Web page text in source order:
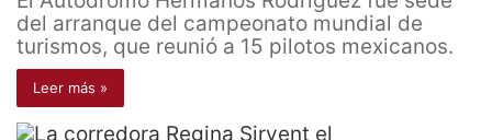
del arranque del campeonato mundial de
turismos, que reunió a 15 pilotos mexicanos.
Leer más »